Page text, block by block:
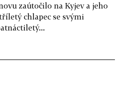
zaútočilo na Kyjev a jeho
chlapec se svými